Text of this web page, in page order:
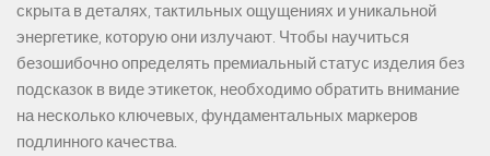
скрыта в деталях, тактильных ощущениях и уникальной
энергетике, которую они излучают. Чтобы научиться
безошибочно определять премиальный статус изделия без
подсказок в виде этикеток, необходимо обратить внимание
на несколько ключевых, фундаментальных маркеров
подлинного качества.